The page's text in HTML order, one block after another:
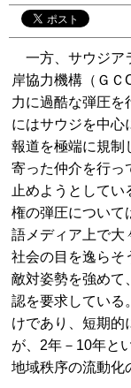
一方、サウジア
岸協力機構（Ｇ
力に過酷な弾圧を
にはサウジを中心
報道を極端に規制
寄った仲介を行っ
止めようとして
権の弾圧について
語メディア上で大
社会の目を逸らそ
敵対姿勢を強めて
認を要求している
けであり、短期的
が、2年－10年と
地域秩序の流動化